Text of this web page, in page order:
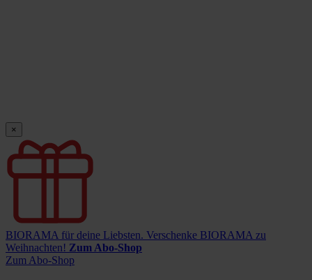
×
BIORAMA für deine Liebsten. Verschenke BIORAMA zu
Weihnachten! Zum Abo-Shop
Zum Abo-Shop